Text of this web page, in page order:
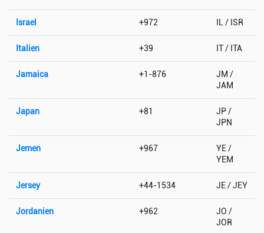
Israel +972 IL / ISR
Italien +39 IT / ITA
Jamaica +1-876
JM /
JAM
Japan +81
JP /
JPN
Jemen +967
YE /
YEM
Jersey +44-1534 JE / JEY
Jordanien +962
JO /
JOR